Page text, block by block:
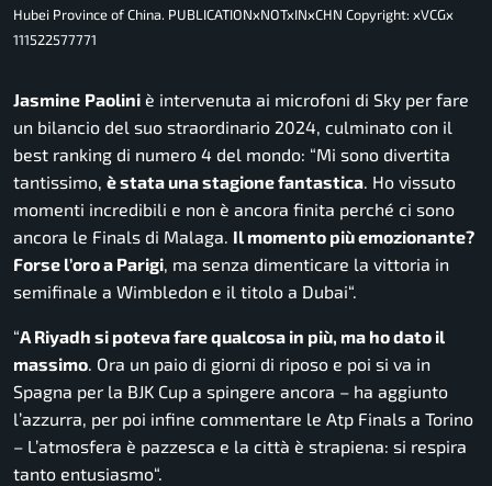
Hubei Province of China. PUBLICATIONxNOTxINxCHN Copyright: xVCGx
111522577771
Jasmine Paolini è intervenuta ai microfoni di Sky per fare
un bilancio del suo straordinario 2024, culminato con il
best ranking di numero 4 del mondo: “Mi sono divertita
tantissimo, è stata una stagione fantastica. Ho vissuto
momenti incredibili e non è ancora finita perché ci sono
ancora le Finals di Malaga. Il momento più emozionante?
Forse l’oro a Parigi, ma senza dimenticare la vittoria in
semifinale a Wimbledon e il titolo a Dubai“.
“A Riyadh si poteva fare qualcosa in più, ma ho dato il
massimo. Ora un paio di giorni di riposo e poi si va in
Spagna per la BJK Cup a spingere ancora – ha aggiunto
l’azzurra, per poi infine commentare le Atp Finals a Torino
– L’atmosfera è pazzesca e la città è strapiena: si respira
tanto entusiasmo“.